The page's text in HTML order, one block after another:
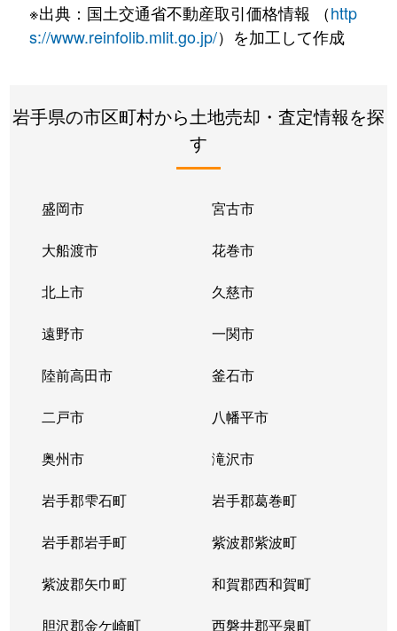
※出典：国土交通省不動産取引価格情報 （http
s://www.reinfolib.mlit.go.jp/）を加工して作成
岩手県の市区町村から土地売却・査定情報を探
す
盛岡市 宮古市
大船渡市 花巻市
北上市 久慈市
遠野市 一関市
陸前高田市 釜石市
二戸市 八幡平市
奥州市 滝沢市
岩手郡雫石町 岩手郡葛巻町
岩手郡岩手町 紫波郡紫波町
紫波郡矢巾町 和賀郡西和賀町
胆沢郡金ケ崎町 西磐井郡平泉町